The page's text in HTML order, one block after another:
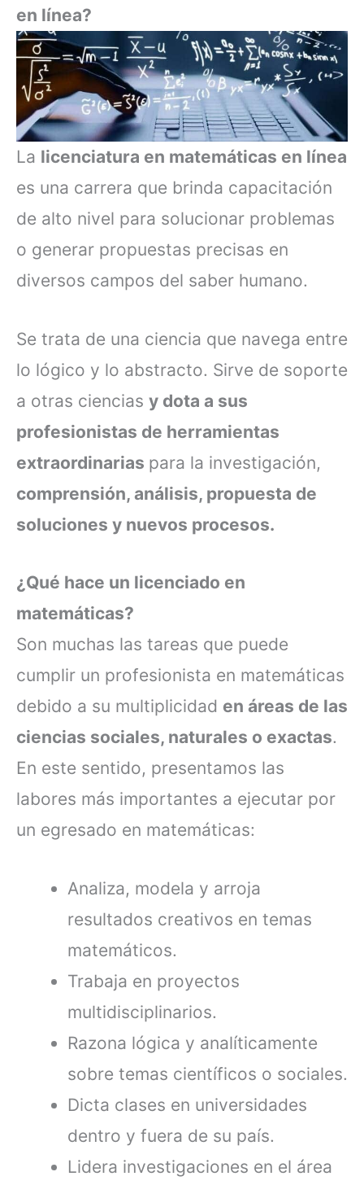
en línea?
La licenciatura en matemáticas en línea
es una carrera que brinda capacitación
de alto nivel para solucionar problemas
o generar propuestas precisas en
diversos campos del saber humano.
Se trata de una ciencia que navega entre
lo lógico y lo abstracto. Sirve de soporte
a otras ciencias y dota a sus
profesionistas de herramientas
extraordinarias para la investigación,
comprensión, análisis, propuesta de
soluciones y nuevos procesos.
¿Qué hace un licenciado en
matemáticas?
Son muchas las tareas que puede
cumplir un profesionista en matemáticas
debido a su multiplicidad en áreas de las
ciencias sociales, naturales o exactas.
En este sentido, presentamos las
labores más importantes a ejecutar por
un egresado en matemáticas:
Analiza, modela y arroja
resultados creativos en temas
matemáticos.
Trabaja en proyectos
multidisciplinarios.
Razona lógica y analíticamente
sobre temas científicos o sociales.
Dicta clases en universidades
dentro y fuera de su país.
Lidera investigaciones en el área